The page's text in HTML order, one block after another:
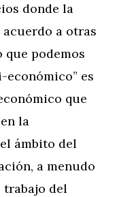
donde la
a otras
que podemos
es
que
la
ámbito del
a menudo
del